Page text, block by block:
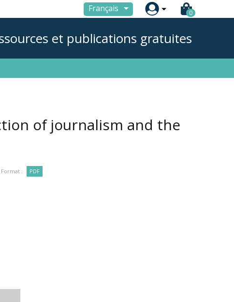
Français  0
et publications gratuites
of journalism and the
Format : PDF